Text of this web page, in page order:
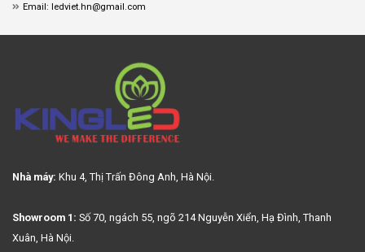
Email: ledviet.hn@gmail.com
Nhà máy: Khu 4, Thị Trấn Đông Anh, Hà Nội.
Showroom 1: Số 70, ngách 55, ngõ 214 Nguyễn Xiển, Hạ Đình, Thanh
Xuân, Hà Nội.